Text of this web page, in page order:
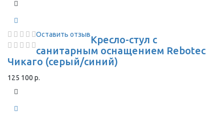
Оставить отзывКресло-стул с
санитарным оснащением Rebotec
Чикаго (серый/синий)
125 100 р.